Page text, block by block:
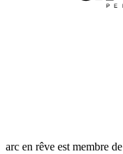
arc en rêve est membre de